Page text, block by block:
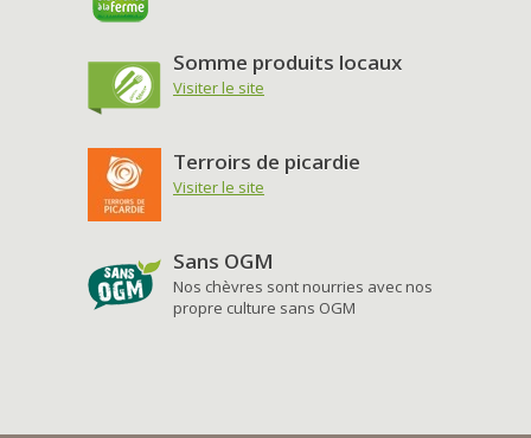
Somme produits locaux
Visiter le site
Terroirs de picardie
Visiter le site
Sans OGM
Nos chèvres sont nourries avec nos
propre culture sans OGM